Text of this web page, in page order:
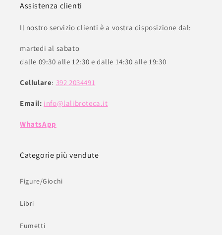
Assistenza clienti
Il nostro servizio clienti è a vostra disposizione dal:
martedi al sabato
dalle 09:30 alle 12:30 e dalle 14:30 alle 19:30
Cellulare: 392 2034491
Email: info@lalibroteca.it
WhatsApp
Categorie più vendute
Figure/Giochi
Libri
Fumetti